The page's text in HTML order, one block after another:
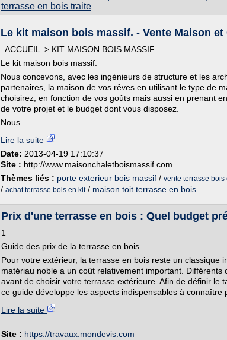
terrasse en bois traite
Le kit maison bois massif. - Vente Maison et
ACCUEIL > KIT MAISON BOIS MASSIF
Le kit maison bois massif.
Nous concevons, avec les ingénieurs de structure et les
partenaires, la maison de vos rêves en utilisant le type de
choisirez, en fonction de vos goûts mais aussi en prenant
de votre projet et le budget dont vous disposez.
Nous...
Lire la suite
Date: 2013-04-19 17:10:37
Site : http://www.maisonchaletboismassif.com
Thèmes liés : porte exterieur bois massif / vente terrasse bois
/ achat terrasse bois en kit/ maison toit terrasse en bois
Prix d'une terrasse en bois : Quel budget
1
Guide des prix de la terrasse en bois
Pour votre extérieur, la terrasse en bois reste un classique
matériau noble a un coût relativement important.
avant de choisir votre terrasse extérieure. Afin de définir le
ce guide développe les aspects indispensables à connaître
Lire la suite
Site : https://travaux.mondevis.com